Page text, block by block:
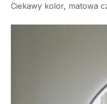
Ciekawy kolor, matowa